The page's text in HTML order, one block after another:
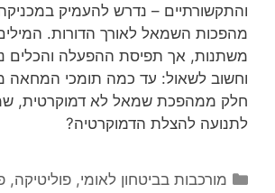
והתקשורתיים – נדרש להעמיק
מהפכות השמאל לאורך הדורות.
משתנות, אך תפיסת ההפעלה והכלים
וחשוב לשאול: עד כמה תומכי המחאה
חלק ממהפכת שמאל לא דמוקרטית,
לתנועה להצלת הדמוקרטיה?
קטגוריות
מורכבות בביטחון לאומי,פוליטיקה,